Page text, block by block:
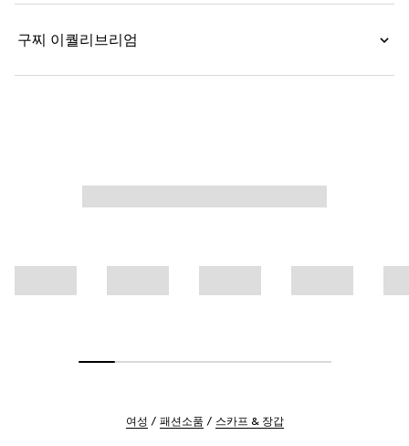
구찌 이퀄리브리엄
여성 패션소품 스카프 & 장갑